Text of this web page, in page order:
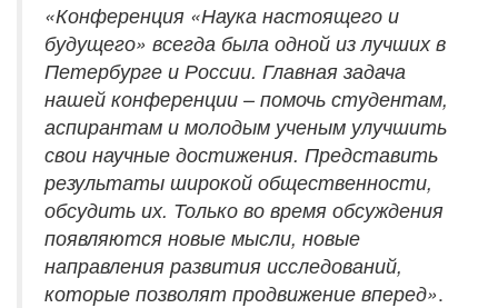
«Конференция «Наука настоящего и
будущего» всегда была одной из лучших в
Петербурге и России. Главная задача
нашей конференции – помочь студентам,
аспирантам и молодым ученым улучшить
свои научные достижения. Представить
результаты широкой общественности,
обсудить их. Только во время обсуждения
появляются новые мысли, новые
направления развития исследований,
которые позволят продвижение вперед».